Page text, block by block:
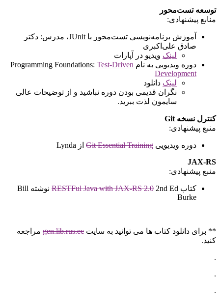
توسعه تست‌محور
منابع پیشنهادی:
آموزش برنامه‌نویسی تست‌محور با JUnit، مدرس: دکتر
صادق علی‌اکبری
لینک ویدیو در آپارات
دوره ویدیویی به نام Programming Foundations: Test-Driven
Development
لینک دانلود
نگران قدیمی بودن دوره نباشید و از توضیحات عالی
سایمون لذت ببرید.
کنترل نسخه Git
منبع پیشنهادی:
دوره ویدیویی Git Essential Training از Lynda
JAX-RS
منبع پیشنهادی:
کتاب RESTFul Java with JAX-RS 2.0
2nd Ed نوشته Bill
Burke
** برای دانلود کتاب ها می توانید به سایت gen.lib.rus.ec مراجعه
کنید.
.
.
.